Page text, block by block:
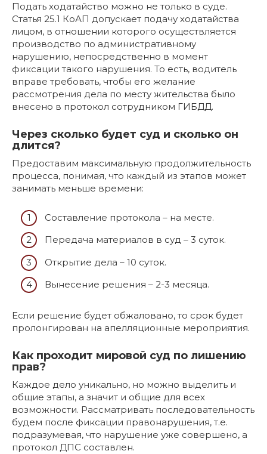
Подать ходатайство можно не только в суде.
Статья 25.1 КоАП допускает подачу ходатайства
лицом, в отношении которого осуществляется
производство по административному
нарушению, непосредственно в момент
фиксации такого нарушения. То есть, водитель
вправе требовать, чтобы его желание
рассмотрения дела по месту жительства было
внесено в протокол сотрудником ГИБДД.
Через сколько будет суд и сколько он
длится?
Предоставим максимальную продолжительность
процесса, понимая, что каждый из этапов может
занимать меньше времени:
Составление протокола – на месте.
Передача материалов в суд – 3 суток.
Открытие дела – 10 суток.
Вынесение решения – 2-3 месяца.
Если решение будет обжаловано, то срок будет
пролонгирован на апелляционные мероприятия.
Как проходит мировой суд по лишению
прав?
Каждое дело уникально, но можно выделить и
общие этапы, а значит и общие для всех
возможности. Рассматривать последовательность
будем после фиксации правонарушения, т.е.
подразумевая, что нарушение уже совершено, а
протокол ДПС составлен.